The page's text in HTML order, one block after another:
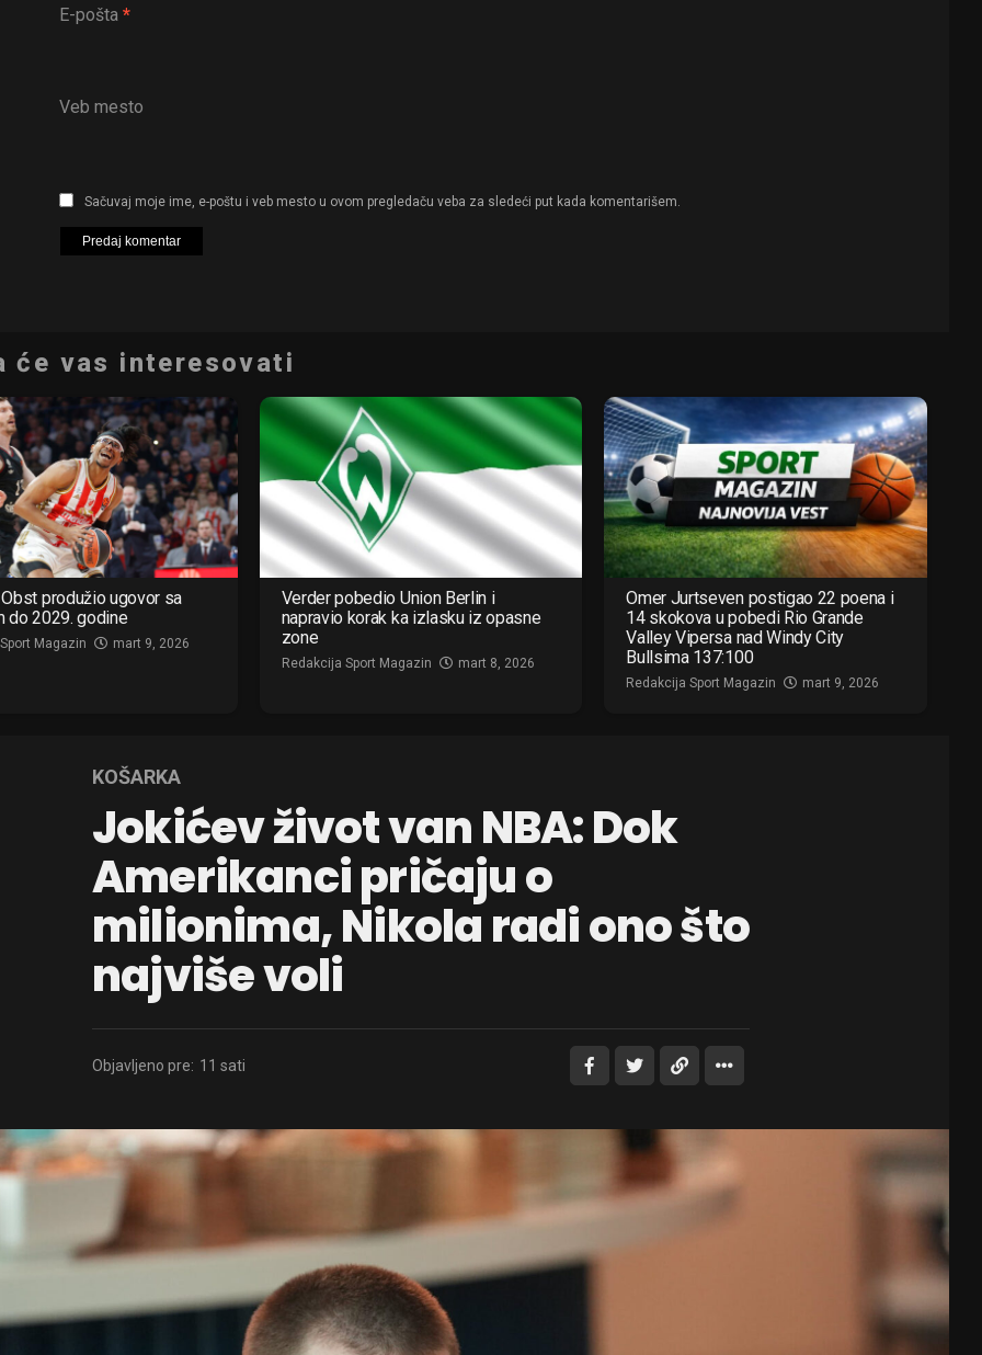
E-pošta *
Veb mesto
Sačuvaj moje ime, e-poštu i veb mesto u ovom pregledaču veba za sledeći put kada komentarišem.
će vas interesovati
produžio ugovor sa
do 2029. godine
Magazin mart 9, 2026
Verder pobedio Union Berlin i
napravio korak ka izlasku iz opasne
zone
Redakcija Sport Magazin mart 8, 2026
Omer Jurtseven postigao 22 poena i
14 skokova u pobedi Rio Grande
Valley Vipersa nad Windy City
Bullsima 137:100
Redakcija Sport Magazin mart 9, 2026
KOŠARKA
Jokićev život van NBA: Dok
Amerikanci pričaju o
milionima, Nikola radi ono što
najviše voli
Objavljeno pre: 11 sati